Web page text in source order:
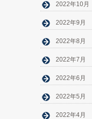
2022年10月
2022年9月
2022年8月
2022年7月
2022年6月
2022年5月
2022年4月